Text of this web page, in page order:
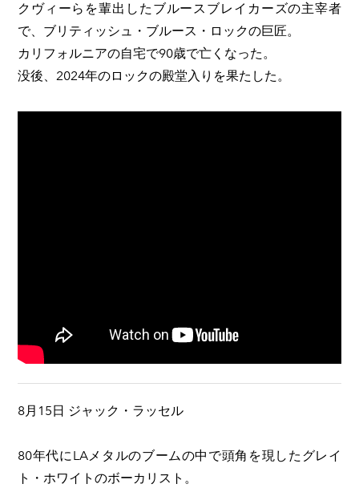
クヴィーらを輩出したブルースブレイカーズの主宰者
で、ブリティッシュ・ブルース・ロックの巨匠。
カリフォルニアの自宅で90歳で亡くなった。
没後、2024年のロックの殿堂入りを果たした。
8月15日 ジャック・ラッセル
80年代にLAメタルのブームの中で頭角を現したグレイ
ト・ホワイトのボーカリスト。